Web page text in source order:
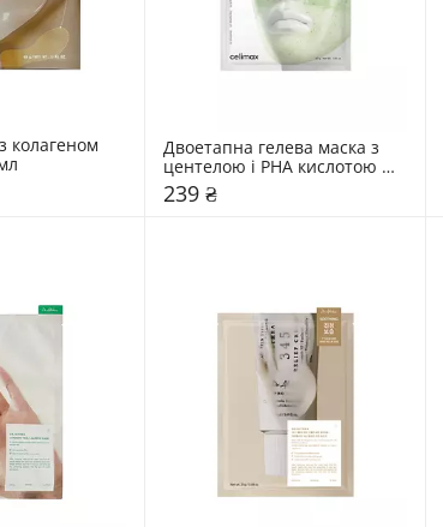
колагеном
Двоетапна гелева маска з
центелою і PHA кислотою
Celimax 30 мл
239 ₴